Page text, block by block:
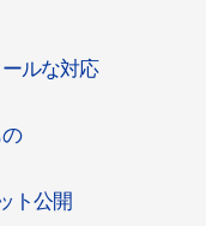
ルな対応
ト公開